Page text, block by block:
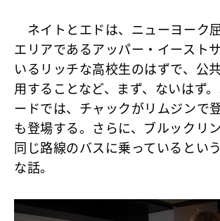
ネイトとエドは、ニューヨーク
エリアであるアッパー・イースト
いるリッチな高校生のはずで、公
用することなど、まず、ないはず
ードでは、チャックがリムジンで
も登場する。さらに、ブルックリ
同じ路線のバスに乗っているとい
な話。